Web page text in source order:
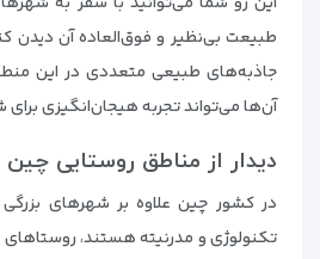
طبیعت بی‌نظیر و فوق‌العاده آن دیدن
جاذبه‌های طبیعی متعددی در این منطقه
آن‌ها می‌تواند تجربه هیجان‌انگیزی برای
دیدار از مناطق روستایی چین
در کشور چین علاوه بر شهرهای
تکنولوژی و مدرنیته هستند،